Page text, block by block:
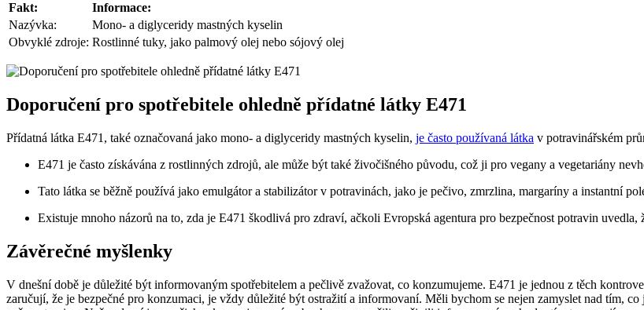
Fakt:
Informace:
Nazývka:
Mono- a diglyceridy mastných kyselin
Obvyklé zdroje: Rostlinné tuky, jako palmový olej nebo sójový olej
Doporučení pro spotřebitele ohledně přídatné látky E471
Přídatná látka E471, také označovaná jako mono- a diglyceridy mastných kyselin, je často používaná látka v potravinářském
E471 je často získávána z rostlinných zdrojů, ale může být také živočišného původu, což ji pro vegany a vegetariány
Tato látka se běžně používá jako emulgátor a stabilizátor v potravinách, jako je pečivo, zmrzlina, margaríny a instantní
Existuje mnoho názorů na to, zda je E471 škodlivá pro zdraví, ačkoli Evropská agentura pro bezpečnost potravin uvedla,
Závěrečné myšlenky
V dnešní době je důležité být informovaným spotřebitelem a pečlivě zvažovat, co konzumujeme. E471 je jednou z těch
zaručují, že je bezpečné pro konzumaci, je vždy důležité být ostražití a informovaní. Měli bychom se nejen zamyslet nad tím,